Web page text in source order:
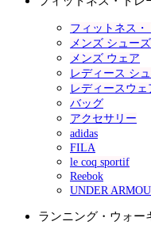
フィットネス
メンズ シューズ
メンズ ウェア
レディース シ
レディースウェ
バッグ
アクセサリー
adidas
FILA
le coq sportif
Reebok
UNDER
ランニング・ウォー